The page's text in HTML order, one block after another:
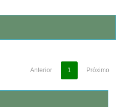
Anterior 1 Próximo